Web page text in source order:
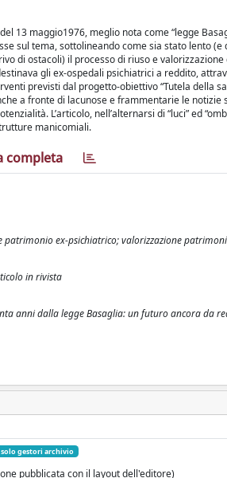
13 maggio1976, meglio nota come “legge
sul tema, sottolineando come sia stato lento
di ostacoli) il processo di riuso e
gli ex-ospedali psichiatrici a reddito,
previsti dal progetto-obiettivo “Tutela della
a fronte di lacunose e frammentarie le
L’articolo, nell’alternarsi di “luci” ed
manicomiali.
completa
patrimonio ex-psichiatrico; valorizzazione
in rivista
anni dalla legge Basaglia: un futuro ancora da
solo gestori archivio
pubblicata con il layout dell'editore)